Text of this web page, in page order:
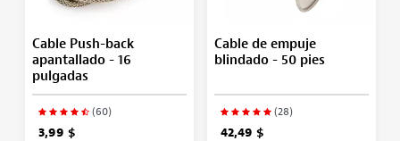
Cable Push-back
apantallado - 16
pulgadas
(60)
3,99 $
Cable de empuje
blindado - 50 pies
(28)
42,49 $